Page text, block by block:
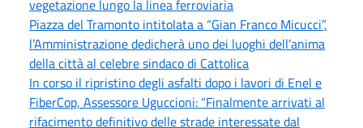
vegetazione lungo la linea ferroviaria
Piazza del Tramonto intitolata a “Gian Franco Micucci”,
l’Amministrazione dedicherà uno dei luoghi dell’anima
della città al celebre sindaco di Cattolica
In corso il ripristino degli asfalti dopo i lavori di Enel e
FiberCop, Assessore Uguccioni: “Finalmente arrivati al
rifacimento definitivo delle strade interessate dal